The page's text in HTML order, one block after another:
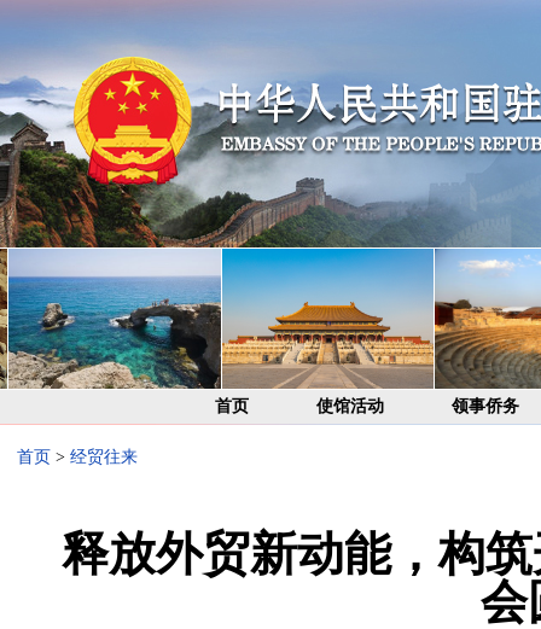
首页 使馆活动 领事侨务
首页 > 经贸往来
释放外贸新动能，构
会